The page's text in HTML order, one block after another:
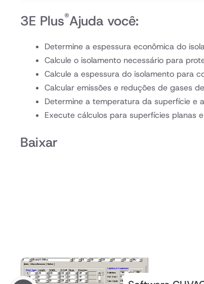
3E Plus®Ajuda você:
Determine a espessura econômica do
Calcule o isolamento necessário para
Calcule a espessura do isolamento para
Calcular emissões e reduções de gases
Determine a temperatura da superfície e
Execute cálculos para superfícies planas
Baixar